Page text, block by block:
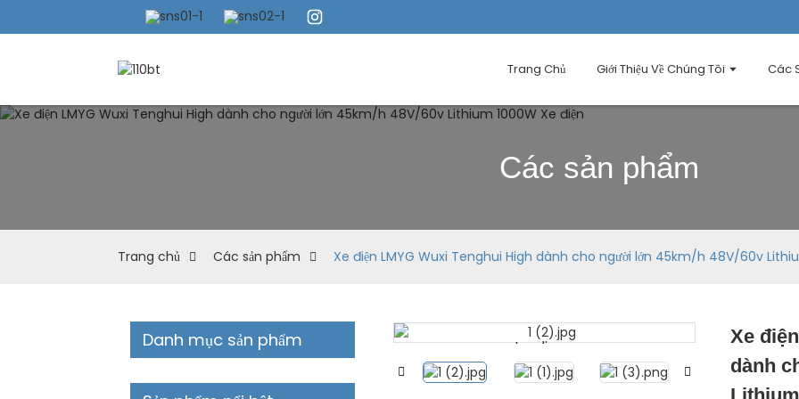
Trang Chủ Giới Thiệu Về Chúng Tôi Các
Các sản phẩm
Trang chủ Các sản phẩm Xe điện LMYG Wuxi Tenghui High dành cho người lớn 45km/h 48V/60v
Danh mục sản phẩm
Loading...
Loading... Loading...
Loading...
Xe
dành